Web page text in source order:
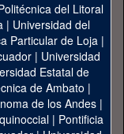
del Litoral
| Universidad del
Particular de Loja|
| Universidad
Estatal de
de Ambato |
de los Andes|
| Pontificia